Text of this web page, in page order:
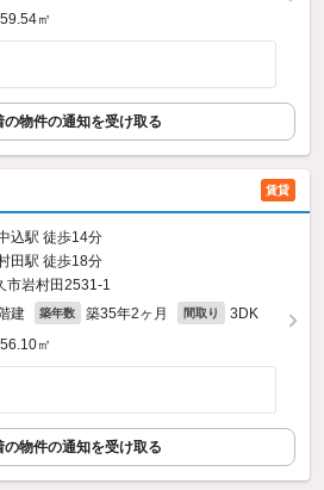
59.54㎡
の物件の通知を受け取る
賃貸
込駅 徒歩14分
田駅 徒歩18分
市岩村田2531‐1
建 築年数 築35年2ヶ月 間取り 3DK
56.10㎡
の物件の通知を受け取る